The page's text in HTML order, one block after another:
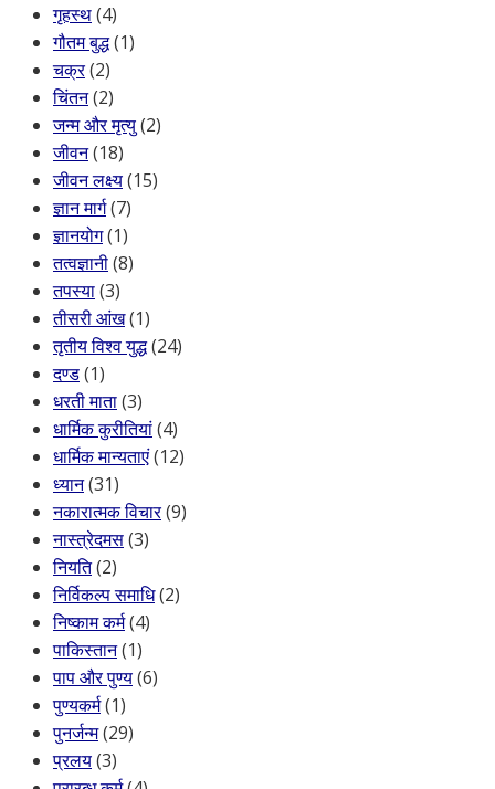
गृहस्थ(4)
गौतम बुद्ध(1)
चक्र(2)
चिंतन(2)
जन्म और मृत्यु(2)
जीवन(18)
जीवन लक्ष्य(15)
ज्ञान मार्ग(7)
ज्ञानयोग(1)
तत्वज्ञानी(8)
तपस्या(3)
तीसरी आंख(1)
तृतीय विश्व युद्ध(24)
दण्ड(1)
धरती माता(3)
धार्मिक कुरीतियां(4)
धार्मिक मान्यताएं(12)
ध्यान(31)
नकारात्मक विचार(9)
नास्त्रेदमस(3)
नियति(2)
निर्विकल्प समाधि(2)
निष्काम कर्म(4)
पाकिस्तान(1)
पाप और पुण्य(6)
पुण्यकर्म(1)
पुनर्जन्म(29)
प्रलय(3)